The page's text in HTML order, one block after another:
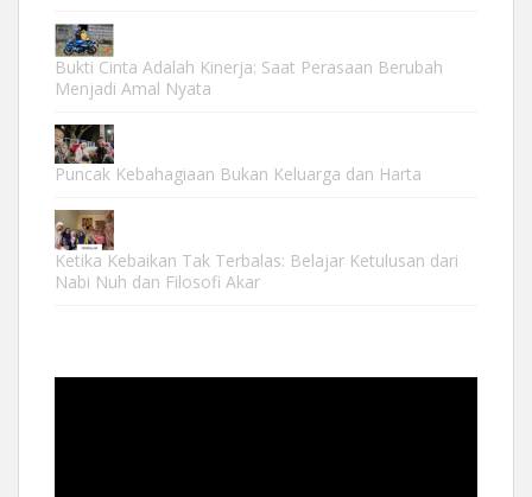
Bukti Cinta Adalah Kinerja: Saat Perasaan Berubah
Menjadi Amal Nyata
Puncak Kebahagiaan Bukan Keluarga dan Harta
Ketika Kebaikan Tak Terbalas: Belajar Ketulusan dari
Nabi Nuh dan Filosofi Akar